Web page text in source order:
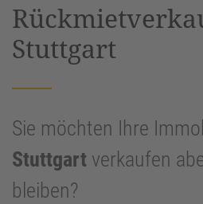
Stuttgart
Sie möchten Ihre
Stuttgart verkaufen
bleiben?